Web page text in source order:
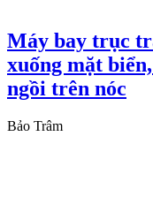
Máy bay trục
xuống mặt
ngồi trên nóc
Bảo Trâm